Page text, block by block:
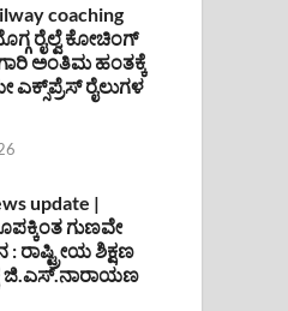
coaching
ರೈಲ್ವೆ ಕೋಚಿಂಗ್
ಅಂತಿಮ ಹಂತಕ್ಕೆ
ಎಕ್ಸ್‌ಪ್ರೆಸ್ ರೈಲುಗಳ
update |
ಗುಣವೇ
: ರಾಷ್ಟ್ರೀಯ ಶಿಕ್ಷಣ
ಜಿ.ಎಸ್.ನಾರಾಯಣ